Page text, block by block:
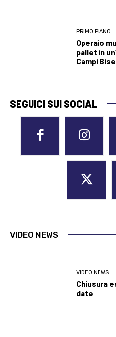
PRIMO PIANO
Operaio
pallet in
Campi
SEGUICI SUI SOCIAL
VIDEO NEWS
VIDEO NEWS
Chiusura
date